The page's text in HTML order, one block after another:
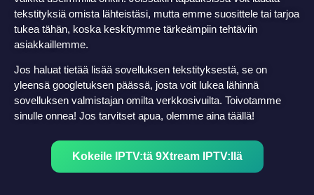
tekstityksiä omista lähteistäsi, mutta emme suosittele tai tarjoa
tukea tähän, koska keskitymme tärkeämpiin tehtäviin
asiakkaillemme.
Jos haluat tietää lisää sovelluksen tekstityksestä, se on
yleensä googletuksen päässä, josta voit lukea lähinnä
sovelluksen valmistajan omilta verkkosivuilta. Toivotamme
sinulle onnea! Jos tarvitset apua, olemme aina täällä!
Kokeile IPTV:tä 9Xtream IPTV:llä